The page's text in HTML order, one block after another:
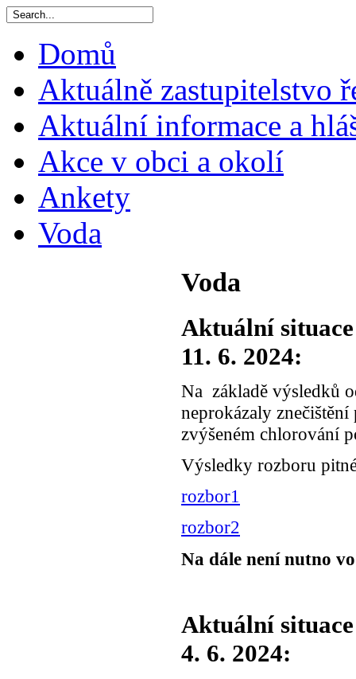
Domů
Aktuálně zastupitelstvo
Aktuální informace a
Akce v obci a okolí
Ankety
Voda
Voda
Aktuální
11. 6. 2024:
Na základě výsledků
neprokázaly
zvýšeném chlorování
Výsledky rozboru
rozbor1
rozbor2
Na dále není nutno
Aktuální
4. 6. 2024: